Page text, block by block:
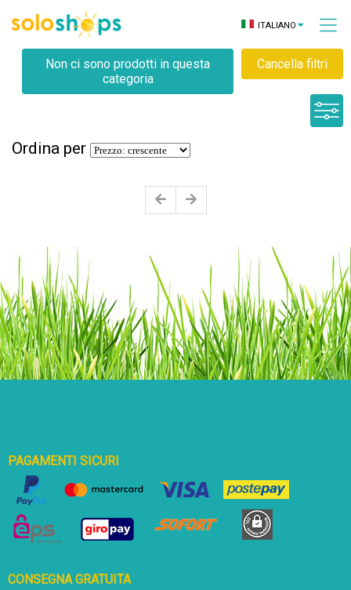
ITALIANO
Cancella filtri
Non ci sono prodotti in questa
categoria
Ordina per
PAGAMENTI SICURI
CONSEGNA GRATUITA